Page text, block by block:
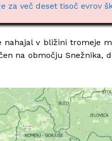
za več deset tisoč evrov
v bližini tromeje
na območju Snežnika,